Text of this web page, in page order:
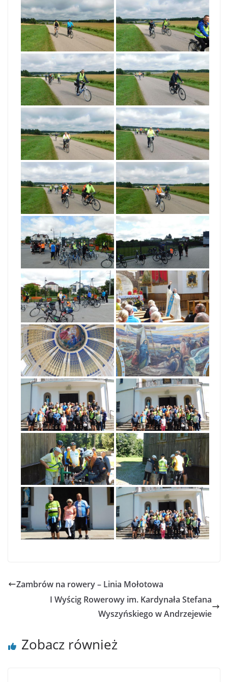
Zambrów na rowery – Linia Mołotowa
I Wyścig Rowerowy im. Kardynała Stefana
Wyszyńskiego w Andrzejewie
Zobacz również